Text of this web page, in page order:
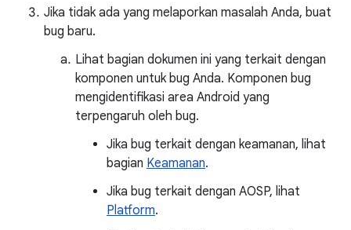
Jika tidak ada yang melaporkan masalah Anda, buat
bug baru.
Lihat bagian dokumen ini yang terkait dengan
komponen untuk bug Anda. Komponen bug
mengidentifikasi area Android yang
terpengaruh oleh bug.
Jika bug terkait dengan keamanan, lihat
bagian Keamanan.
Jika bug terkait dengan AOSP, lihat
Platform.